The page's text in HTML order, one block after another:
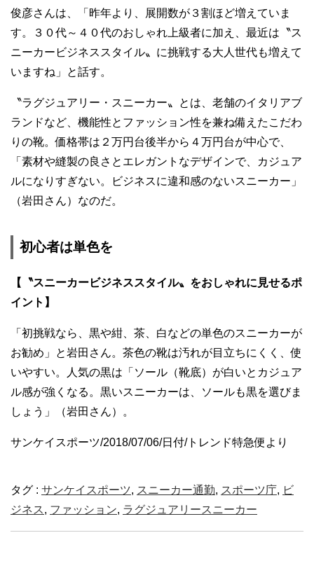
俊彦さんは、「昨年より、展開数が３割ほど増えていま
す。３０代～４０代のおしゃれ上級者に加え、最近は〝ス
ニーカービジネススタイル〟に挑戦する大人世代も増えて
いますね」と話す。
〝ラグジュアリー・スニーカー〟とは、老舗のイタリアブ
ランドなど、機能性とファッション性を兼ね備えたこだわ
りの靴。価格帯は２万円台後半から４万円台が中心で、
「素材や縫製の良さとエレガントなデザインで、カジュア
ルになりすぎない。ビジネスに違和感のないスニーカー」
（岩田さん）なのだ。
初心者は単色を
【〝スニーカービジネススタイル〟をおしゃれに見せるポ
イント】
「初挑戦なら、黒や紺、茶、白などの単色のスニーカーが
お勧め」と岩田さん。茶色の靴は汚れが目立ちにくく、使
いやすい。人気の黒は「ソール（靴底）が白いとカジュア
ル感が強くなる。黒いスニーカーは、ソールも黒を選びま
しょう」（岩田さん）。
サンケイスポーツ/2018/07/06/日付/トレンド特急便より
タグ : サンケイスポーツ, スニーカー通勤, スポーツ庁, ビ
ジネス, ファッション, ラグジュアリースニーカー